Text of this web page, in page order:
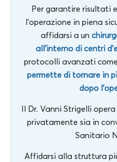
Per garantire risultati
l’operazione in piena
affidarsi a un
all’interno di centri
protocolli avanzati
permette di tornare in
dopo
Il Dr. Vanni Strigelli opera
privatamente sia in
Sanitario
Affidarsi alla struttura